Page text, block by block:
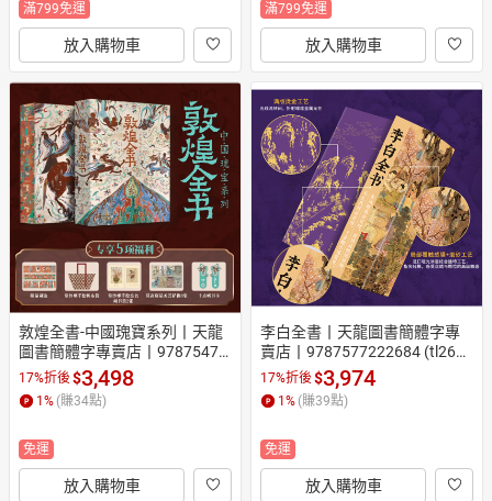
滿799免運
放入購物車
滿799免運
放入購物車
敦煌全書-中國瑰寶系列丨天龍
圖書簡體字專賣店丨97875473
27036
17%折後$3,498
1% (賺34點)
免運
放入購物車
李白全書丨天龍圖書簡體字專
賣店丨9787577222684 (tl2602
_漢墨)
17%折後$3,974
1% (賺39點)
免運
放入購物車